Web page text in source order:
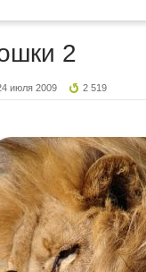
2
июля 2009 2 519